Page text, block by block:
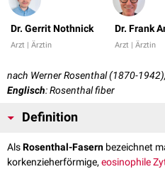
Dr. Gerrit Nothnick
Arzt | Ärztin
Dr. Frank
Arzt | Ärztin
nach Werner Rosenthal (1870-
Englisch: Rosenthal fiber
Definition
AlsRosenthal-Fasern bezeichnet
korkenzieherförmige, eosinophile